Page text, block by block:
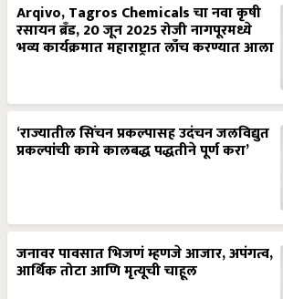
Arqivo, Tagros Chemicals चा नवा कृषी
रसायन ब्रँड, 20 जून 2025 रोजी नागपूरमध्ये
भव्य कार्यक्रमात महाराष्ट्रात लाँच करण्यात आला
‘राज्यातील सिंचन प्रकल्पासह उदंचन जलविद्युत
प्रकल्पांची कामे कालबद्ध पद्धतीने पूर्ण करा’
जनावर पावसात भिजणं म्हणजे आजार, अपंगत्व,
आर्थिक तोटा आणि मृत्यूची चाहूल